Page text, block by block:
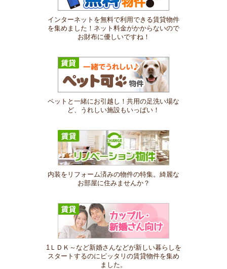
インターネットを無料で利用できる賃貸物件
を集めました！ネット料金がかからないので
お財布に優しいですね！
ペットと一緒にお引越し！共用の足洗い場な
ど、うれしい施設もいっぱい！
内装をリフォーム済みの物件の特集。綺麗な
お部屋に住みませんか？
1ＬＤＫ～など新婚さんなどが新しい暮らしを
スタートするのにピッタリの賃貸物件を集め
ました。